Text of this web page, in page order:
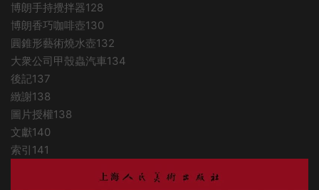
博朗手持攪拌器128
博朗香巧咖啡壺130
圓錐形藝術燒水壺132
大衆公司甲殼蟲汽車134
後記137
緻謝138
圖片授權138
文獻140
索引141